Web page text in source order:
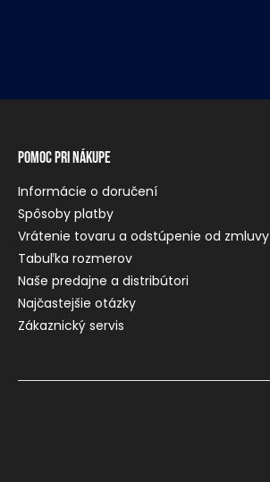
Pomoc pri nákupe
Informácie o doručení
Spôsoby platby
Vrátenie tovaru a odstúpenie od zmluvy
Tabuľka rozmerov
Naše predajne a distribútori
Najčastejšie otázky
Zákaznický servis